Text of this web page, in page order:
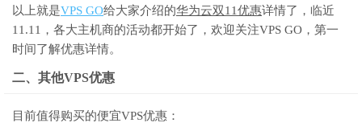
以上就是VPS GO给大家介绍的华为云双11优惠详情了，临近
11.11，各大主机商的活动都开始了，欢迎关注VPS GO，第一
时间了解优惠详情。
二、其他VPS优惠
目前值得购买的便宜VPS优惠：